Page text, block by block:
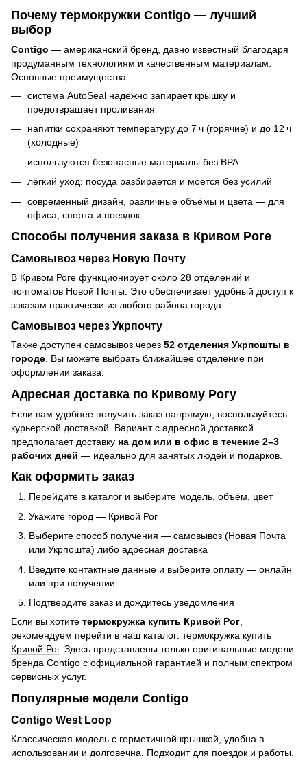
Почему термокружки Contigo — лучший
выбор
Contigo — американский бренд, давно известный благодаря
продуманным технологиям и качественным материалам.
Основные преимущества:
система AutoSeal надёжно запирает крышку и
предотвращает проливания
напитки сохраняют температуру до 7 ч (горячие) и до 12 ч
(холодные)
используются безопасные материалы без BPA
лёгкий уход: посуда разбирается и моется без усилий
современный дизайн, различные объёмы и цвета — для
офиса, спорта и поездок
Способы получения заказа в Кривом Роге
Самовывоз через Новую Почту
В Кривом Роге функционирует около 28 отделений и
почтоматов Новой Почты. Это обеспечивает удобный доступ к
заказам практически из любого района города.
Самовывоз через Укрпочту
Также доступен самовывоз через 52 отделения Укрпошты в
городе. Вы можете выбрать ближайшее отделение при
оформлении заказа.
Адресная доставка по Кривому Рогу
Если вам удобнее получить заказ напрямую, воспользуйтесь
курьерской доставкой. Вариант с адресной доставкой
предполагает доставку на дом или в офис в течение 2–3
рабочих дней — идеально для занятых людей и подарков.
Как оформить заказ
Перейдите в каталог и выберите модель, объём, цвет
Укажите город — Кривой Рог
Выберите способ получения — самовывоз (Новая Почта
или Укрпошта) либо адресная доставка
Введите контактные данные и выберите оплату — онлайн
или при получении
Подтвердите заказ и дождитесь уведомления
Если вы хотите термокружка купить Кривой Рог,
рекомендуем перейти в наш каталог: термокружка купить
Кривой Рог. Здесь представлены только оригинальные модели
бренда Contigo с официальной гарантией и полным спектром
сервисных услуг.
Популярные модели Contigo
Contigo West Loop
Классическая модель с герметичной крышкой, удобна в
использовании и долговечна. Подходит для поездок и работы.